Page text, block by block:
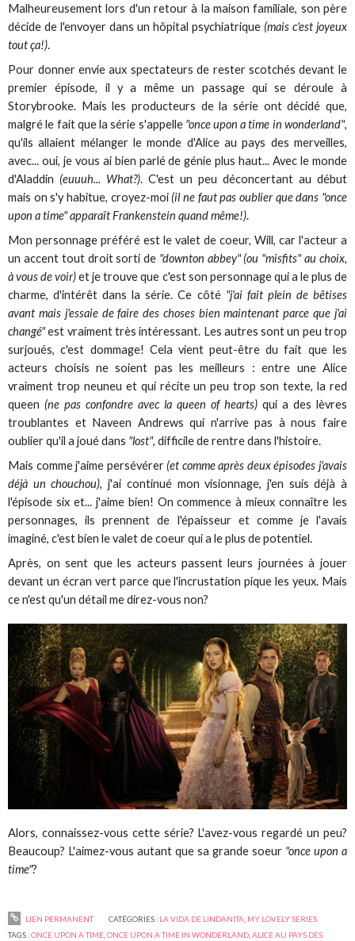
Malheureusement lors d'un retour à la maison familiale, son père
décide de l'envoyer dans un hôpital psychiatrique (mais c'est joyeux
tout ça!).
Pour donner envie aux spectateurs de rester scotchés devant le
premier épisode, il y a même un passage qui se déroule à
Storybrooke. Mais les producteurs de la série ont décidé que,
malgré le fait que la série s'appelle "once upon a time in wonderland",
qu'ils allaient mélanger le monde d'Alice au pays des merveilles,
avec... oui, je vous ai bien parlé de génie plus haut... Avec le monde
d'Aladdin (euuuh... What?). C'est un peu déconcertant au début
mais on s'y habitue, croyez-moi(il ne faut pas oublier que dans "once
upon a time" apparaît Frankenstein quand même!).
Mon personnage préféré est le valet de coeur, Will, car l'acteur a
un accent tout droit sorti de "downton abbey" (ou "misfits" au choix,
à vous de voir)et je trouve que c'est son personnage qui a le plus de
charme, d'intérêt dans la série. Ce côté "j'ai fait plein de bêtises
avant mais j'essaie de faire des choses bien maintenant parce que j'ai
changé"est vraiment très intéressant. Les autres sont un peu trop
surjoués, c'est dommage! Cela vient peut-être du fait que les
acteurs choisis ne soient pas les meilleurs : entre une Alice
vraiment trop neuneu et qui récite un peu trop son texte, la red
queen (ne pas confondre avec la queen of hearts)qui a des lèvres
troublantes et Naveen Andrews qui n'arrive pas à nous faire
oublier qu'il a joué dans "lost", difficile de rentre dans l'histoire.
Mais comme j'aime persévérer(et comme après deux épisodes j'avais
déjà un chouchou), j'ai continué mon visionnage, j'en suis déjà à
l'épisode six et... j'aime bien! On commence à mieux connaître les
personnages, ils prennent de l'épaisseur et comme je l'avais
imaginé, c'est bien le valet de coeur qui a le plus de potentiel.
Après, on sent que les acteurs passent leurs journées à jouer
devant un écran vert parce que l'incrustation pique les yeux. Mais
ce n'est qu'un détail me direz-vous non?
Alors, connaissez-vous cette série? L'avez-vous regardé un peu?
Beaucoup? L'aimez-vous autant que sa grande soeur "once upon a
time"?
LIEN PERMANENT CATÉGORIES : LA VIDA DE LINDANITA MY LOVELY SERIES
TAGS :ONCE UPON A TIME ,ONCE UPON A TIME IN WONDERLAND ,ALICE AU PAYS DES